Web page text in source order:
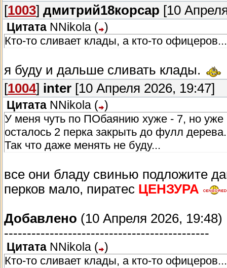
[1003] дмитрий18корсар [10
Цитата NNikola ( )
Кто-то сливает клады, а кто-то офицеров...
я буду и дальше сливать клады.
[1004] inter [10 Апреля 2026, 19:47]
Цитата NNikola ( )
У меня чуть по ПОбаянию хуже - 7, но уже
осталось 2 перка закрыть до фулл дерева.
Так что даже менять не буду...
все они бладу свинью подложите
перков мало, пиратес ЦЕНЗУРА
Добавлено (10 Апреля 2026, 19:48)
---------------------------------------------
Цитата NNikola ( )
Кто-то сливает клады, а кто-то офицеров...